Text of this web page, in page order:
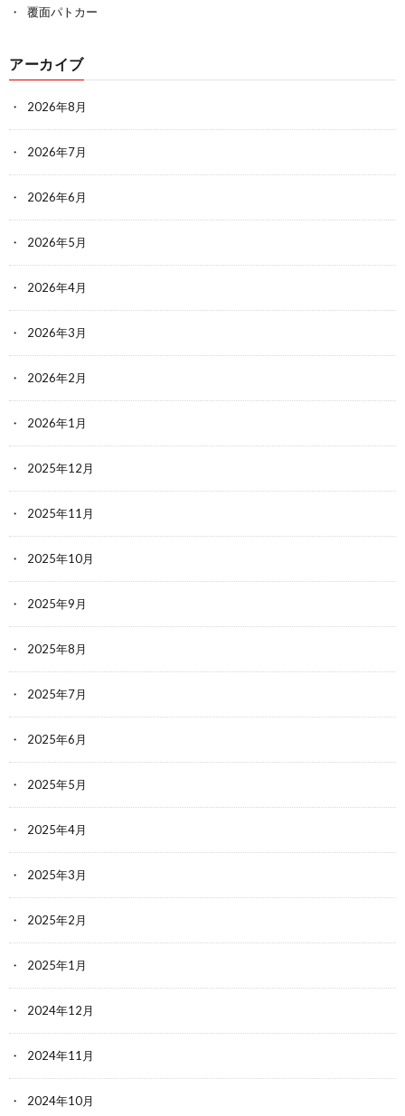
覆面パトカー
アーカイブ
2026年8月
2026年7月
2026年6月
2026年5月
2026年4月
2026年3月
2026年2月
2026年1月
2025年12月
2025年11月
2025年10月
2025年9月
2025年8月
2025年7月
2025年6月
2025年5月
2025年4月
2025年3月
2025年2月
2025年1月
2024年12月
2024年11月
2024年10月